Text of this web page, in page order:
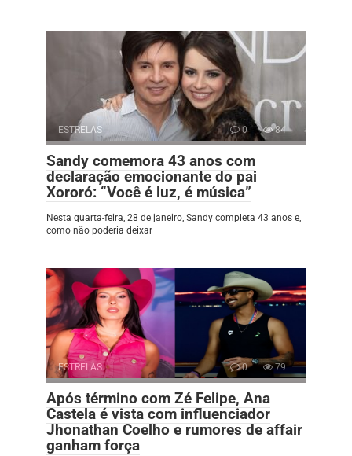
ESTRELAS 0 84
Sandy comemora 43 anos com
declaração emocionante do pai
Xororó: “Você é luz, é música”
Nesta quarta-feira, 28 de janeiro, Sandy completa 43 anos e,
como não poderia deixar
ESTRELAS 0 79
Após término com Zé Felipe, Ana
Castela é vista com influenciador
Jhonathan Coelho e rumores de affair
ganham força